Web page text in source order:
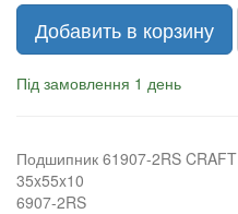
Добавить в корзину
Під замовлення 1 день
Подшипник 61907-2RS CRAFT
35x55x10
6907-2RS